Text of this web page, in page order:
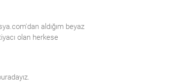
aldığım beyaz
olan herkese